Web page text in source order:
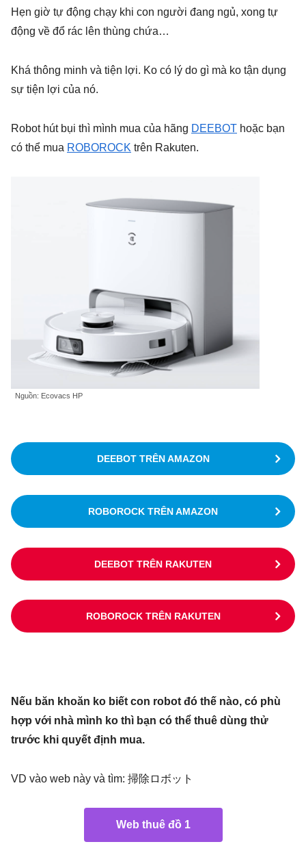
Hẹn giờ tự động chạy khi con người đang ngủ, xong tự
động về đổ rác lên thùng chứa…
Khá thông minh và tiện lợi. Ko có lý do gì mà ko tận dụng
sự tiện lợi của nó.
Robot hút bụi thì mình mua của hãng DEEBOT hoặc bạn
có thể mua ROBOROCK trên Rakuten.
Nguồn: Ecovacs HP
DEEBOT TRÊN AMAZON
ROBOROCK TRÊN AMAZON
DEEBOT TRÊN RAKUTEN
ROBOROCK TRÊN RAKUTEN
Nếu băn khoăn ko biết con robot đó thế nào, có phù
hợp với nhà mình ko thì bạn có thể thuê dùng thử
trước khi quyết định mua.
VD vào web này và tìm: 掃除ロボット
Web thuê đồ 1